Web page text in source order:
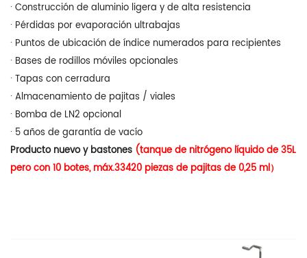
· Construcción de aluminio ligera y de alta resistencia
· Pérdidas por evaporación ultrabajas
· Puntos de ubicación de índice numerados para recipientes
· Bases de rodillos móviles opcionales
· Tapas con cerradura
· Almacenamiento de pajitas / viales
· Bomba de LN2 opcional
· 5 años de garantía de vacío
Producto nuevo y bastones (tanque de nitrógeno líquido de 35L
pero con 10 botes, máx.33420 piezas de pajitas de 0,25 ml）